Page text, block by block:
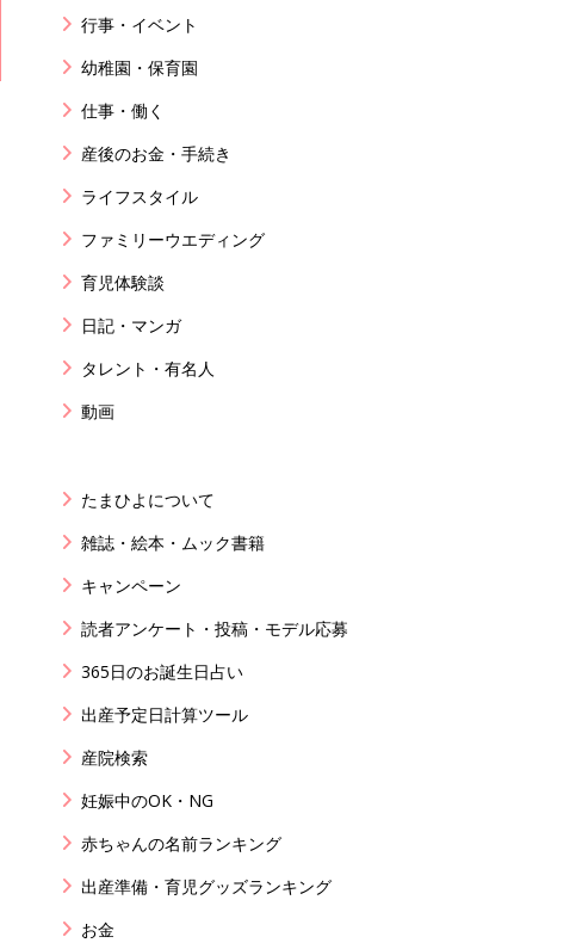
行事・イベント
幼稚園・保育園
仕事・働く
産後のお金・手続き
ライフスタイル
ファミリーウエディング
育児体験談
日記・マンガ
タレント・有名人
動画
たまひよについて
雑誌・絵本・ムック書籍
キャンペーン
読者アンケート・投稿・モデル応募
365日のお誕生日占い
出産予定日計算ツール
産院検索
妊娠中のOK・NG
赤ちゃんの名前ランキング
出産準備・育児グッズランキング
お金